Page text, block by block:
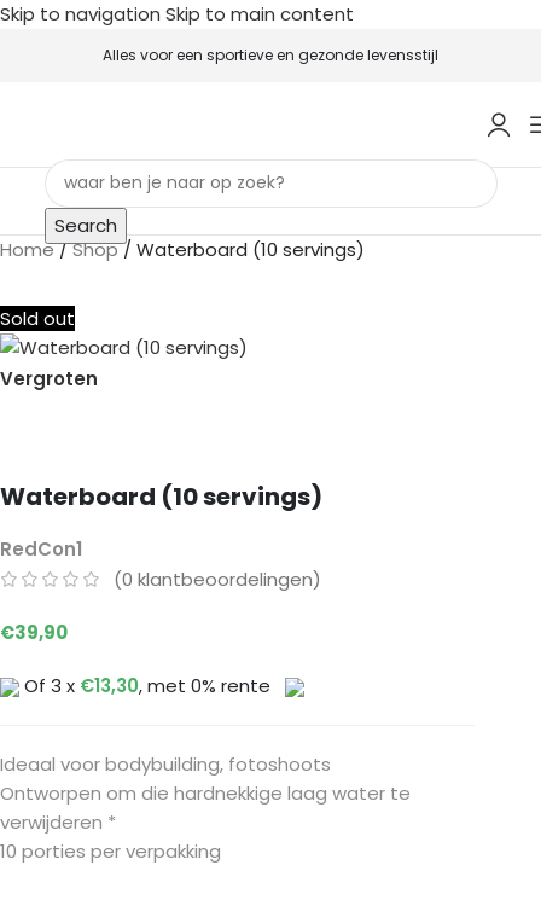
Skip to navigation Skip to main content
Alles voor een sportieve en gezonde levensstijl
Search
Home/Shop/ Waterboard (10 servings)
Sold out
Vergroten
Waterboard (10 servings)
RedCon1
(0 klantbeoordelingen)
€39,90
Of 3 x €13,30, met 0% rente
Ideaal voor bodybuilding, fotoshoots
Ontworpen om die hardnekkige laag water te
verwijderen *
10 porties per verpakking